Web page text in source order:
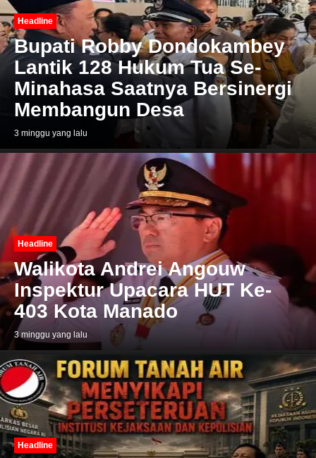
Headline
Bupati Robby Dondokambey
Lantik 128 Hukum Tua Se-
Minahasa Saatnya Bersinergi
Membangun Desa
3 minggu yang lalu
Headline
Walikota Andrei Angouw
Inspektur Upacara HUT Ke-
403 Kota Manado
3 minggu yang lalu
Headline